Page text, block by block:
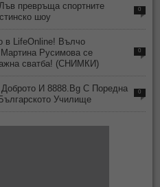
превръща спортните
шоу
0
в LifeOnline! Вълчо
Русимова сe
сватба! (СНИМКИ)
0
И 8888.Bg С Поредна
Училище
0